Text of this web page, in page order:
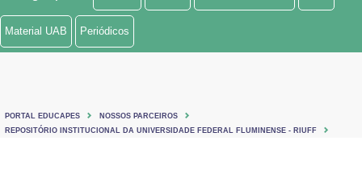
Ministério de Minas e Energia
Ministério do Turismo
Material UAB Periódicos
PORTAL EDUCAPES
NOSSOS PARCEIROS
REPOSITÓRIO INSTITUCIONAL DA UNIVERSIDADE FEDERAL FLUMINENSE - RIUFF